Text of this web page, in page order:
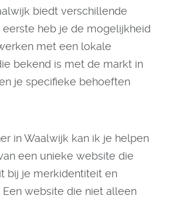
biedt verschillende
eerste heb je de mogelijkheid
met een lokale
bekend is met de markt in
je specifieke behoeften
in Waalwijk kan ik je helpen
een unieke website die
bij je merkidentiteit en
website die niet alleen